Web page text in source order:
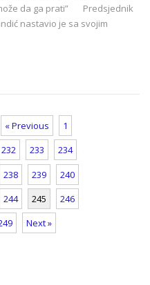
da ga prati” Predsjednik
nastavio je sa svojim
« Previous
1
232 233 234
238 239
240
244 245
246
Next »